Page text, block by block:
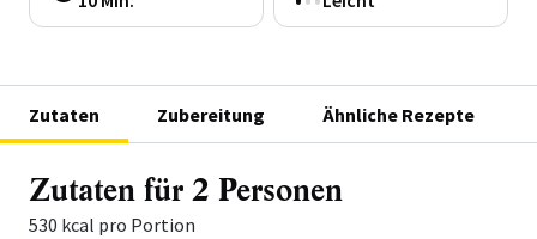
Zutaten Zubereitung Ähnliche Rezepte
Zutaten für 2 Personen
530 kcal pro Portion